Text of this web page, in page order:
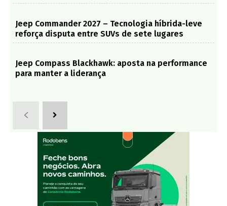
Jeep Commander 2027 – Tecnologia híbrida-leve
reforça disputa entre SUVs de sete lugares
Jeep Compass Blackhawk: aposta na performance
para manter a liderança